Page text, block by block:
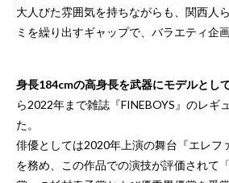
大人びた雰囲気を持ちながらも、関西人
ミを繰り出すギャップで、バラエティ企
身長184cmの高身長を武器にモデルとし
ら2022年まで雑誌『FINEBOYS』のレギ
た。
俳優としては2020年上演の舞台『エレフ
を務め、この作品での演技が評価されて